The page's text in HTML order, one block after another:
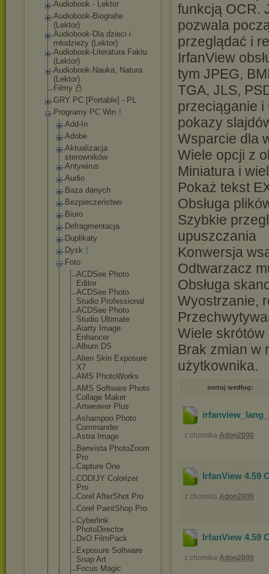
Audiobook - Lektor
Audiobook-Biografie
(Lektor)
Audiobook-Dla dzieci i
młodzieży (Lektor)
Audiobook-Literatura Faktu
(Lektor)
Audiobook-Nauka, Natura
(Lektor)
Filmy
GRY PC [Portable] - PL
Programy PC Win
Add-In
Adobe
Aktualizacja
sterowników
Antywirus
Audio
Baza danych
Bezpieczeństwo
Biuro
Defragmentacja
Duplikaty
Dysk
Foto
ACDSee Photo
Editor
ACDSee Photo
Studio Professiona
ACDSee Photo
Studio Ultimate
Aiarty Image
Enhancer
Album DS
Alien Skin Exposure
X7
AMS PhotoWorks
AMS Software Photo
Collage Maker
Artweaver Plus
Ashampoo Photo
Commander
Astra Image
Benvista PhotoZoom
Pro
Capture One
CODIJY Colorizer
Pro
Corel AfterShot Pro
Corel PaintShop Pro
Cyberlink
PhotoDirector
DxO FilmPack
Exposure Software
Snap Art
Focus Magic
funkcją OCR.
pozwala
przeglądać i
IrfanView
tym JPEG,
TGA, JLS,
przeciąganie i
pokazy
Wsparcie dla
Wiele opcji z
Miniatura i
Pokaż tekst
Obsługa
Szybkie
upuszczania
Konwersja
Odtwarzacz
Obsługa
Wyostrzanie,
Wiele
Brak zmian w
użytkownika.
sortuj według:
z chomika Adon2000
IrfanView 4.59
z chomika Adon2000
IrfanView 4.59
z chomika Adon2000